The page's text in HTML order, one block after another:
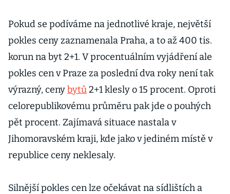
Pokud se podíváme na jednotlivé kraje, největší
pokles ceny zaznamenala Praha, a to až 400 tis.
korun na byt 2+1. V procentuálním vyjádření ale
pokles cen v Praze za poslední dva roky není tak
výrazný, cenybytů2+1 klesly o 15 procent. Oproti
celorepublikovému průměru pak jde o pouhých
pět procent. Zajímavá situace nastala v
Jihomoravském kraji, kde jako v jediném místě v
republice ceny neklesaly.
Silnější pokles cen lze očekávat na sídlištích a